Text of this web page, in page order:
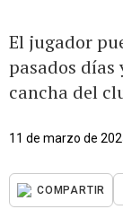
El jugador
pasados días
cancha del
11 de marzo de
COMPARTIR